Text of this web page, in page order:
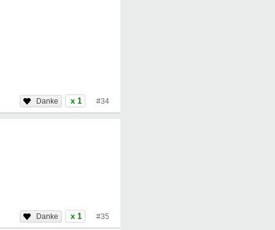
x 1 #34
x 1 #35